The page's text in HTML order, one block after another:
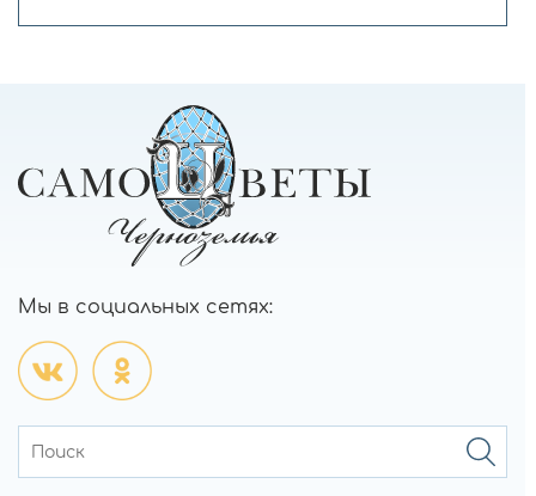
Мы в социальных сетях: